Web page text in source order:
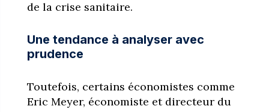
de la crise sanitaire.
Une tendance à analyser avec
prudence
Toutefois, certains économistes comme
Eric Meyer, économiste et directeur du